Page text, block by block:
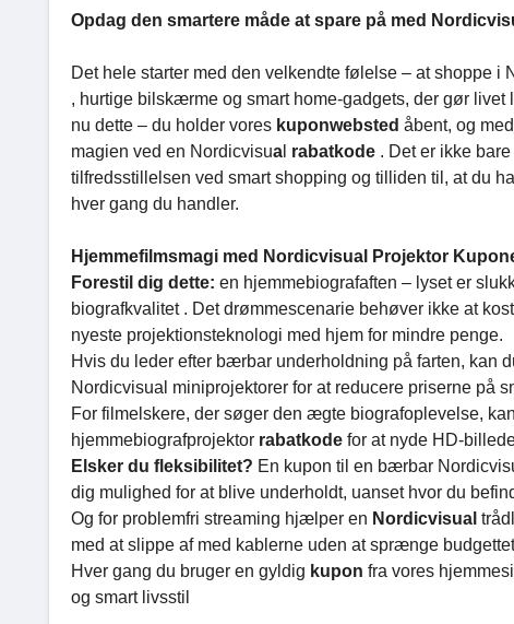
Opdag den smartere måde at spare på med
Det hele starter med den velkendte følelse – at shoppe
, hurtige bilskærme og smart home-gadgets, der gør
nu dette – du holder vores kuponwebsted åbent, og
magien ved en Nordicvisua rabatkode . Det er ikke
tilfredsstillelsen ved smart shopping og tilliden til, at du
hver gang du handler.
Hjemmefilmsmagi med Nordicvisual Projektor
Forestil dig dette: en hjemmebiografaften – lyset er
biografkvalitet . Det drømmescenarie behøver ikke at
nyeste projektionsteknologi med hjem for mindre penge.
Hvis du leder efter bærbar underholdning på farten, kan
Nordicvisual miniprojektorer for at reducere priserne på
For filmelskere, der søger den ægte biografoplevelse,
hjemmebiografprojektor rabatkode for at nyde HD-
Elsker du fleksibilitet? En kupon til en bærbar
dig mulighed for at blive underholdt, uanset hvor du
Og for problemfri streaming hjælper en Nordicvisual
med at slippe af med kablerne uden at sprænge
Hver gang du bruger en gyldig kupon fra vores
og smart livsstil